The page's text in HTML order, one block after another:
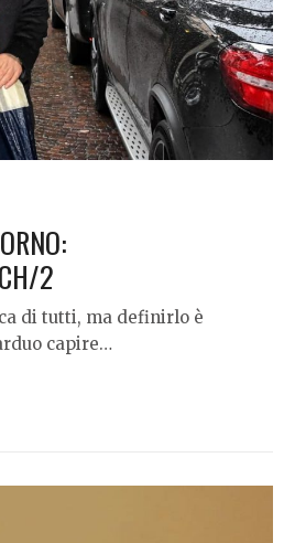
2
di tutti, ma definirlo è
capire…